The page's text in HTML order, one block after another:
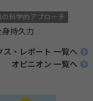
の科学的アプローチ
持久力
ス・レポート 一覧へ
オピニオン 一覧へ